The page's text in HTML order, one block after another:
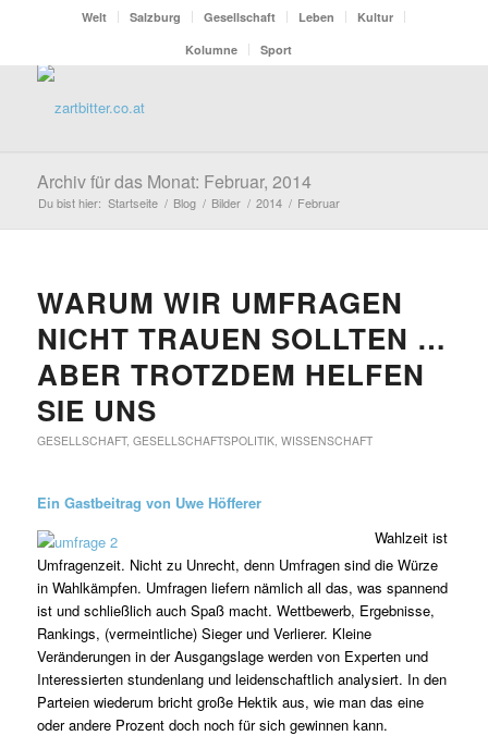
Welt Salzburg Gesellschaft Leben
Kultur
Kolumne
Sport
Archiv für das Monat: Februar, 2014
Du bist hier: Startseite / Blog / Bilder / 2014 / Februar
WARUM WIR UMFRAGEN
NICHT TRAUEN SOLLTEN …
ABER TROTZDEM HELFEN
SIE UNS
GESELLSCHAFT, GESELLSCHAFTSPOLITIK, WISSENSCHAFT
Ein Gastbeitrag von Uwe Höfferer
Wahlzeit ist
Umfragenzeit. Nicht zu Unrecht, denn Umfragen sind die Würze
in Wahlkämpfen. Umfragen liefern nämlich all das, was spannend
ist und schließlich auch Spaß macht. Wettbewerb, Ergebnisse,
Rankings, (vermeintliche) Sieger und Verlierer. Kleine
Veränderungen in der Ausgangslage werden von Experten und
Interessierten stundenlang und leidenschaftlich analysiert. In den
Parteien wiederum bricht große Hektik aus, wie man das eine
oder andere Prozent doch noch für sich gewinnen kann.